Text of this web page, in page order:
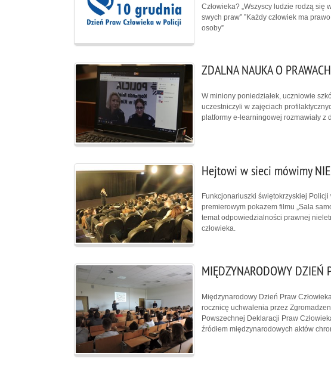
Człowieka? „Wszyscy ludzie rodzą
swych praw” ”Każdy człowiek ma
osoby”
ZDALNA NAUKA O
W miniony poniedziałek, uczniowie
uczestniczyli w zajęciach
platformy e-learningowej rozmawiały z
Hejtowi w sieci mówimy
Funkcjonariuszki świętokrzyskiej
premierowym pokazem filmu „Sala
temat odpowiedzialności prawnej
człowieka.
MIĘDZYNARODOWY DZIEŃ
Międzynarodowy Dzień Praw
rocznicę uchwalenia przez
Powszechnej Deklaracji Praw
źródłem międzynarodowych aktów